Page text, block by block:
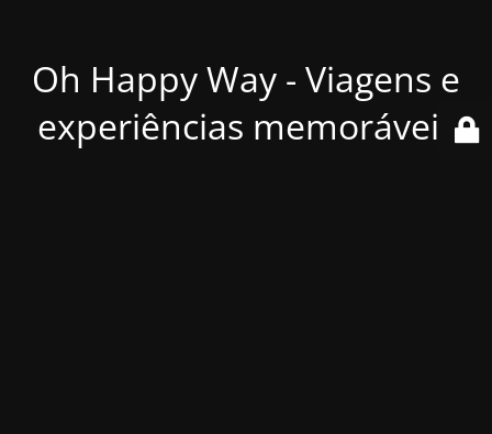
Oh Happy Way - Viagens e
experiências memoráveis